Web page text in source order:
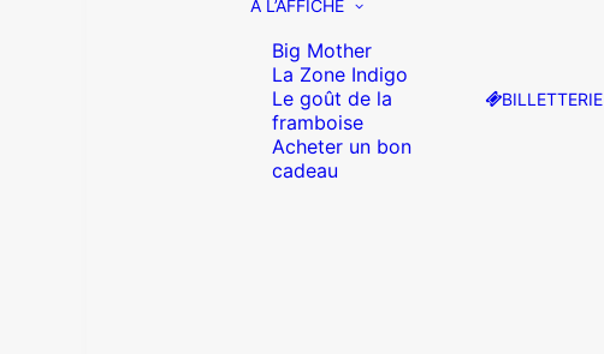
À L’AFFICHE
Big Mother
La Zone Indigo
Le goût de la
framboise
Acheter un bon
cadeau
BILLETTERIE